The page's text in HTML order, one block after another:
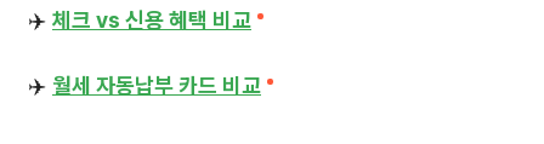
✈️ 체크 vs 신용 혜택 비교
✈️ 월세 자동납부 카드 비교